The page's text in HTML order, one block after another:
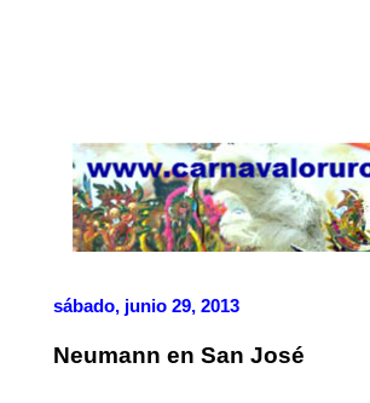
sábado, junio 29, 2013
Neumann en San José